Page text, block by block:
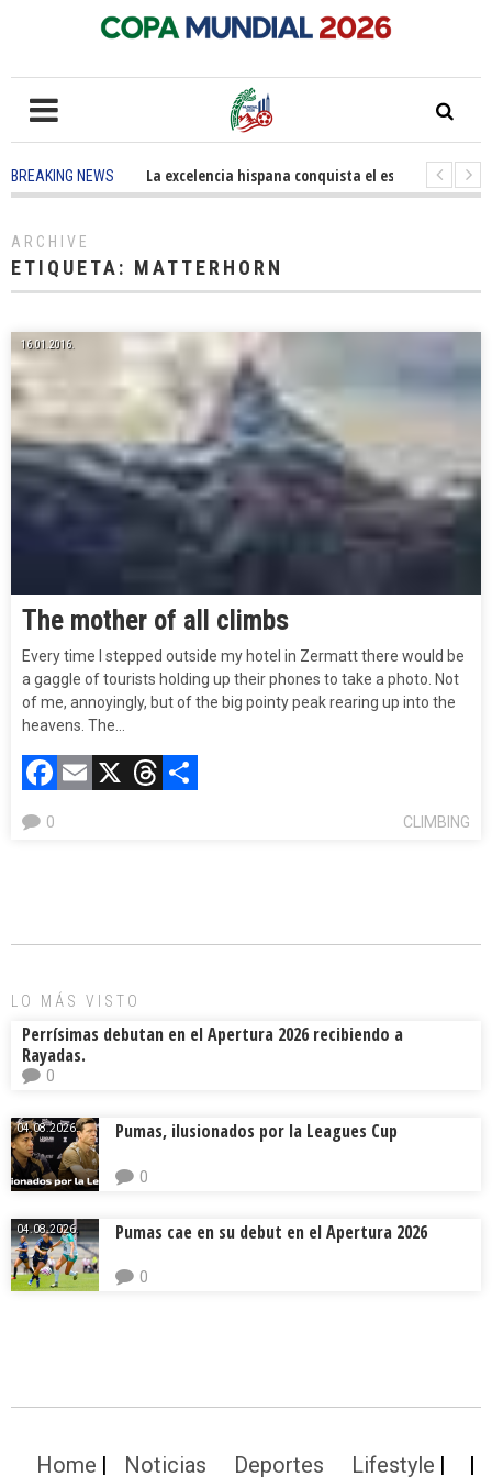
BREAKING NEWS
5 months ago
La excelencia hispana conquista el escenario
ARCHIVE
ETIQUETA: MATTERHORN
16.01.2016.
The mother of all climbs
Every time I stepped outside my hotel in Zermatt there would be
a gaggle of tourists holding up their phones to take a photo. Not
of me, annoyingly, but of the big pointy peak rearing up into the
heavens. The…
Facebook
Email
X Threads
CLIMBING
0
LO MÁS VISTO
Perrísimas debutan en el Apertura 2026 recibiendo a
Rayadas.
0
04.08.2026. Pumas, ilusionados por la Leagues Cup
0
04.08.2026. Pumas cae en su debut en el Apertura 2026
0
Home Noticias Deportes Lifestyle